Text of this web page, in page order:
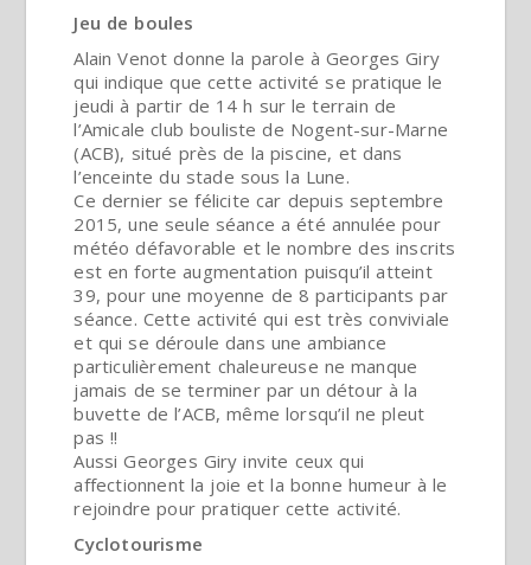
Jeu de boules
Alain Venot donne la parole à Georges Giry
qui indique que cette activité se pratique le
jeudi à partir de 14 h sur le terrain de
l’Amicale club bouliste de Nogent-sur-Marne
(ACB), situé près de la piscine, et dans
l’enceinte du stade sous la Lune.
Ce dernier se félicite car depuis septembre
2015, une seule séance a été annulée pour
météo défavorable et le nombre des inscrits
est en forte augmentation puisqu’il atteint
39, pour une moyenne de 8 participants par
séance. Cette activité qui est très conviviale
et qui se déroule dans une ambiance
particulièrement chaleureuse ne manque
jamais de se terminer par un détour à la
buvette de l’ACB, même lorsqu’il ne pleut
pas !!
Aussi Georges Giry invite ceux qui
affectionnent la joie et la bonne humeur à le
rejoindre pour pratiquer cette activité.
Cyclotourisme